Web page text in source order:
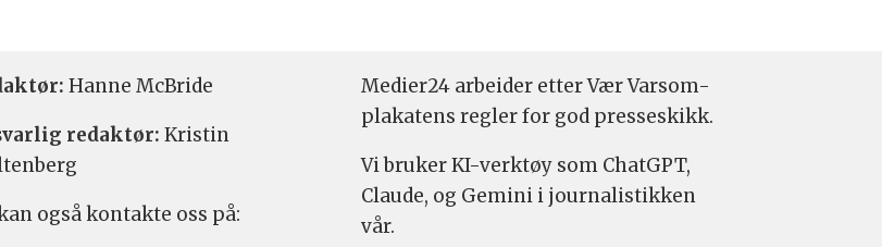
Hanne McBride
redaktør: Kristin
også kontakte oss på:
Medier24 arbeider etter Vær Varsom-
plakatens regler for god presseskikk.
Vi bruker KI-verktøy som ChatGPT,
Claude, og Gemini i journalistikken
vår.